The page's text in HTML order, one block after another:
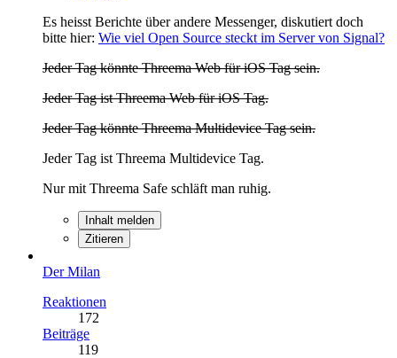
Es heisst Berichte über andere Messenger, diskutiert doch
bitte hier: Wie viel Open Source steckt im Server von Signal?
Jeder Tag könnte Threema Web für iOS Tag sein.
Jeder Tag ist Threema Web für iOS Tag.
Jeder Tag könnte Threema Multidevice Tag sein.
Jeder Tag ist Threema Multidevice Tag.
Nur mit Threema Safe schläft man ruhig.
Inhalt melden
Zitieren
Der Milan
Reaktionen
172
Beiträge
119